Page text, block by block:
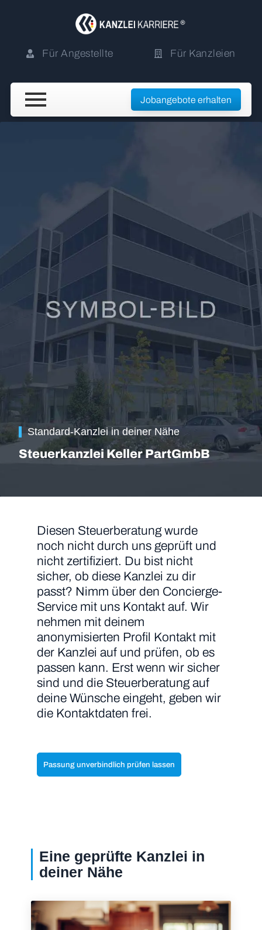
Für Angestellte Für Kanzleien
Jobangebote erhalten
Standard-Kanzlei in deiner Nähe
Steuerkanzlei Keller PartGmbB
Diesen Steuerberatung wurde
noch nicht durch uns geprüft und
nicht zertifiziert. Du bist nicht
sicher, ob diese Kanzlei zu dir
passt? Nimm über den Concierge-
Service mit uns Kontakt auf. Wir
nehmen mit deinem
anonymisierten Profil Kontakt mit
der Kanzlei auf und prüfen, ob es
passen kann. Erst wenn wir sicher
sind und die Steuerberatung auf
deine Wünsche eingeht, geben wir
die Kontaktdaten frei.
Passung unverbindlich prüfen lassen
Eine geprüfte Kanzlei in
deiner Nähe